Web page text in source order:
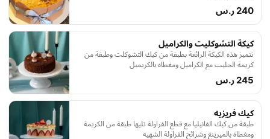
240 ر.س
كيكة التشوكليت والكراميل
تتميز هذه الكيكة الرائعة بطبقة من كيك التشوكلت وطبقة من
كريمة الحليب مع الكراميل ومغطاه بالكريمبل
245 ر.س
كيك فريزيه
طبقة من كيك الفانيليا مع قطع الفراولة تليها طبقة من الكريمة
ومغطاة بالميرينغ وشرائح الفراولة الشهيه